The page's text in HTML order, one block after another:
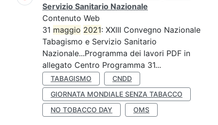
Servizio Sanitario Nazionale
Contenuto Web
31 maggio 2021: XXIII Convegno Nazionale
Tabagismo e Servizio Sanitario
Nazionale...Programma dei lavori PDF in
allegato Centro Programma 31...
TABAGISMO
CNDD
GIORNATA MONDIALE SENZA TABACCO
NO TOBACCO DAY
OMS